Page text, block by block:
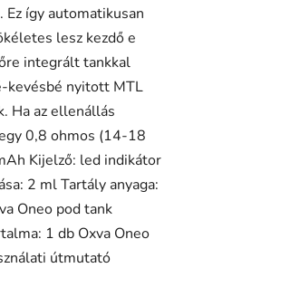
így automatikusan
lesz kezdő e
integrált tankkal
kevésbé nyitott MTL
Ha az ellenállás
0,8 ohmos (14-18
Kijelző: led indikátor
2 ml Tartály anyaga:
Oneo pod tank
1 db Oxva Oneo
útmutató